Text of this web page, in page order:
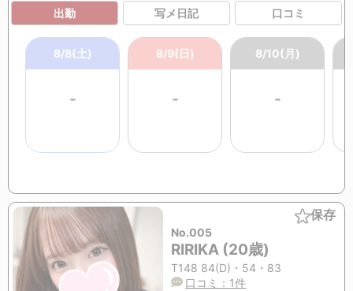
出勤 写メ日記 口コミ
8/8(土)
-
8/9(日)
-
8/10(月)
-
保存
No.005
RIRIKA (20歳)
T148 84(D)・54・83
口コミ：1件